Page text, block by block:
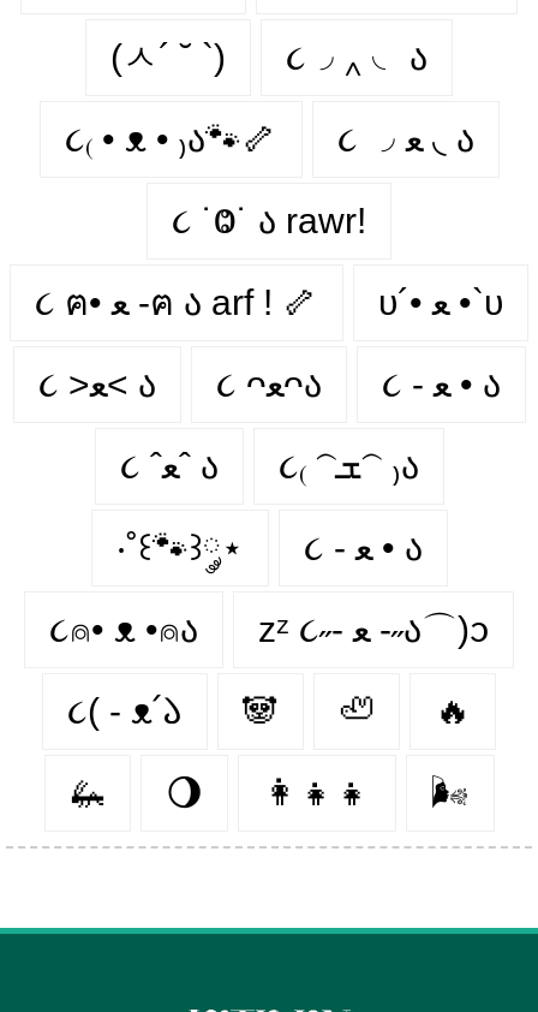
(ㅅ´ ˘ `) ૮◞ ‸ ◟ ა
૮₍ • ᴥ • ₎ა🐾🦴 ૮ ◞ ﻌ ◟ ა
૮ ˙Ⱉ˙ ა rawr!
૮ ฅ• ﻌ -ฅ ა arf ! 🦴 υ´• ﻌ •`υ
૮ >ﻌ< ა ૮ ᴖﻌᴖა ૮ - ﻌ • ა⁩
૮ ˆﻌˆ ა ૮₍ 𝁽ܫ𝁽 ₎ა
‧˚꒰🐾꒱༘⋆ ૮ - ﻌ • ა
૮⍝• ᴥ •⍝ა zᶻ ૮˶- ﻌ -˶ა⌒)ᦱ
૮( - ᴥ՛𑁬 🐼 🦥 🔥
🦗 🌖 👩‍👧‍👧 🌬️